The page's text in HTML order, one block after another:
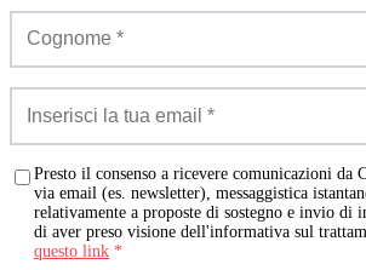
Presto il consenso a ricevere comunicazioni da
via email (es. newsletter), messaggistica
relativamente a proposte di sostegno e invio di
di aver preso visione dell'informativa sul
questo link *